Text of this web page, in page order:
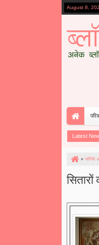
August 8,
Latest
क्या सचमुच हमारी
» जानिये